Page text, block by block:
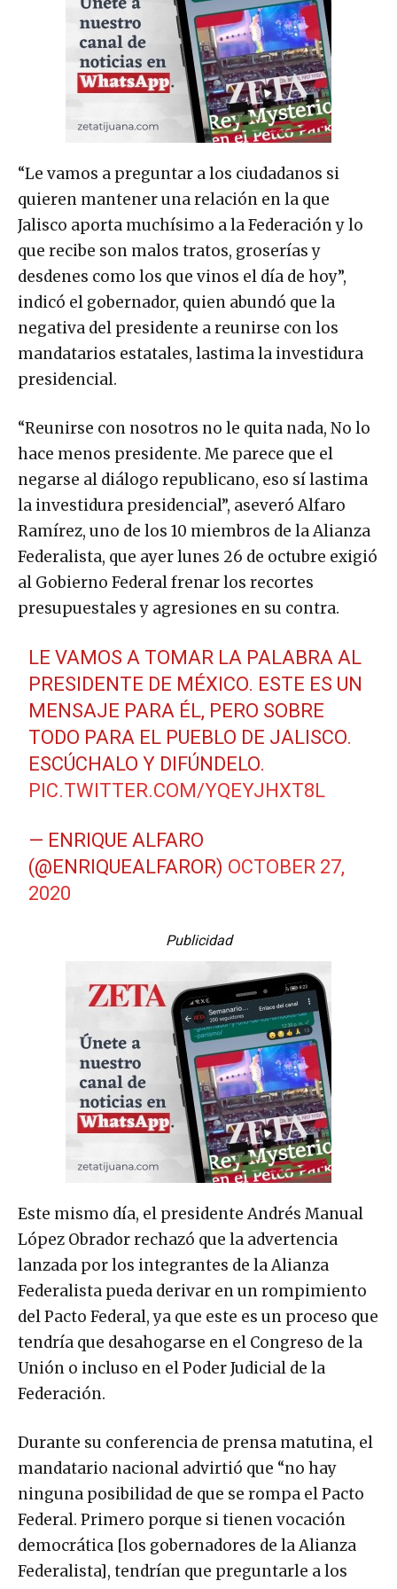
“Le vamos a preguntar a los ciudadanos si
quieren mantener una relación en la que
Jalisco aporta muchísimo a la Federación y lo
que recibe son malos tratos, groserías y
desdenes como los que vinos el día de hoy”,
indicó el gobernador, quien abundó que la
negativa del presidente a reunirse con los
mandatarios estatales, lastima la investidura
presidencial.
“Reunirse con nosotros no le quita nada, No lo
hace menos presidente. Me parece que el
negarse al diálogo republicano, eso sí lastima
la investidura presidencial”, aseveró Alfaro
Ramírez, uno de los 10 miembros de la Alianza
Federalista, que ayer lunes 26 de octubre exigió
al Gobierno Federal frenar los recortes
presupuestales y agresiones en su contra.
LE VAMOS A TOMAR LA PALABRA AL
PRESIDENTE DE MÉXICO. ESTE ES UN
MENSAJE PARA ÉL, PERO SOBRE
TODO PARA EL PUEBLO DE JALISCO.
ESCÚCHALO Y DIFÚNDELO.
PIC.TWITTER.COM/YQEYJHXT8L
— ENRIQUE ALFARO
(@ENRIQUEALFAROR) OCTOBER 27,
2020
Publicidad
Este mismo día, el presidente Andrés Manual
López Obrador rechazó que la advertencia
lanzada por los integrantes de la Alianza
Federalista pueda derivar en un rompimiento
del Pacto Federal, ya que este es un proceso que
tendría que desahogarse en el Congreso de la
Unión o incluso en el Poder Judicial de la
Federación.
Durante su conferencia de prensa matutina, el
mandatario nacional advirtió que “no hay
ninguna posibilidad de que se rompa el Pacto
Federal. Primero porque si tienen vocación
democrática [los gobernadores de la Alianza
Federalista], tendrían que preguntarle a los